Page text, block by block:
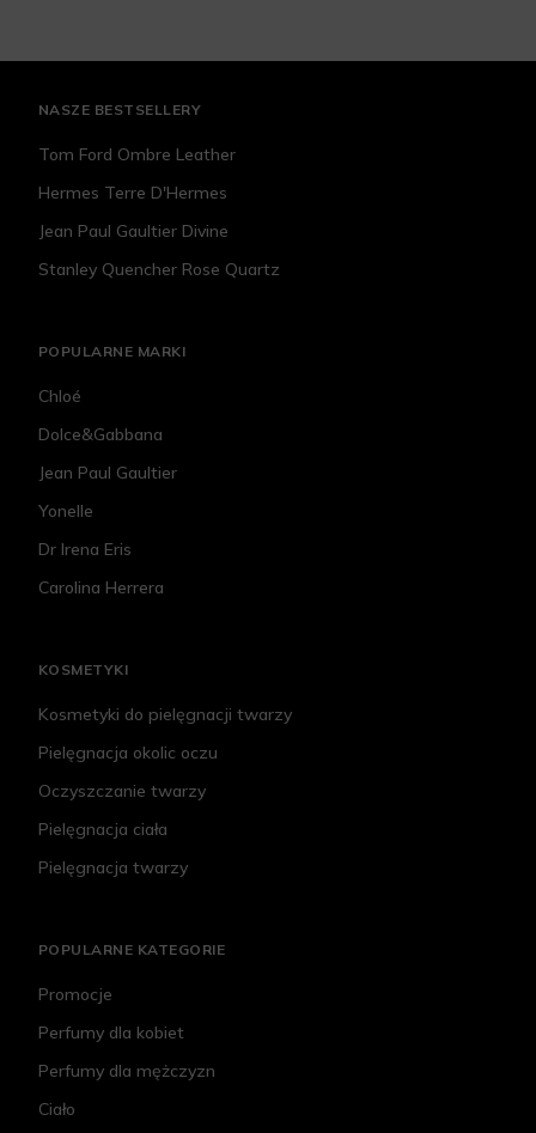
NASZE BESTSELLERY
Tom Ford Ombre Leather
Hermes Terre D'Hermes
Jean Paul Gaultier Divine
Stanley Quencher Rose Quartz
POPULARNE MARKI
Chloé
Dolce&Gabbana
Jean Paul Gaultier
Yonelle
Dr Irena Eris
Carolina Herrera
KOSMETYKI
Kosmetyki do pielęgnacji twarzy
Pielęgnacja okolic oczu
Oczyszczanie twarzy
Pielęgnacja ciała
Pielęgnacja twarzy
POPULARNE KATEGORIE
Promocje
Perfumy dla kobiet
Perfumy dla mężczyzn
Ciało